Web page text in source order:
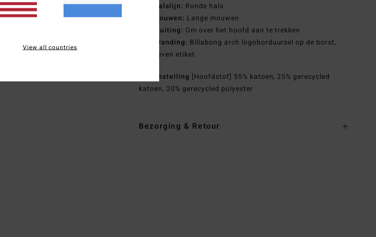
Halslijn: Ronde hals
Mouwen: Lange mouwen
Sluiting: Om over het hoofd aan te trekken
Branding: Billabong arch logoborduursel op de borst,
geweven etiket
Samenstelling [Hoofdstof] 55% katoen, 25% gerecycled
katoen, 20% gerecycled polyester
Bezorging & Retour
View all countries